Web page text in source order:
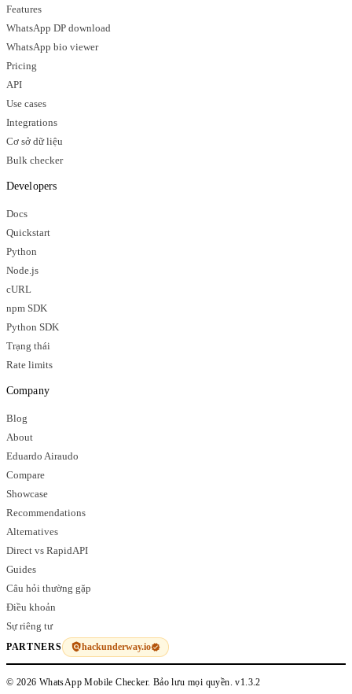
Features
WhatsApp DP download
WhatsApp bio viewer
Pricing
API
Use cases
Integrations
Cơ sở dữ liệu
Bulk checker
Developers
Docs
Quickstart
Python
Node.js
cURL
npm SDK
Python SDK
Trạng thái
Rate limits
Company
Blog
About
Eduardo Airaudo
Compare
Showcase
Recommendations
Alternatives
Direct vs RapidAPI
Guides
Câu hỏi thường gặp
Điều khoản
Sự riêng tư
PARTNERS hackunderway.io
© 2026 WhatsApp Mobile Checker. Bảo lưu mọi quyền.v1.3.2